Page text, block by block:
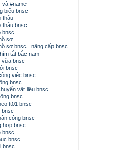
và #name
biểu bnsc
thầu
thầu bnsc
bnsc
sơ
sơ bnsc
nâng cấp bnsc
tắt bắc nam
vữa bnsc
bnsc
việc bnsc
bnsc
vật liệu bnsc
bnsc
tt01 bnsc
bnsc
công bnsc
hợp bnsc
bnsc
bnsc
bnsc